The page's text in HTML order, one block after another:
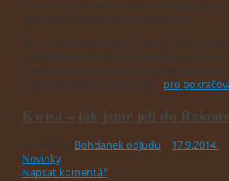
pro
Kwisa – jak jsme jeli do
Bohdanek odJudu 17.9.2014
Novinky
Napsat komentář